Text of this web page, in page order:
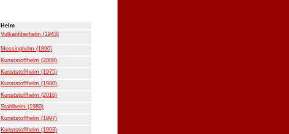
Helm
Vulkanfiberhelm (1943)
Messinghelm (1890)
Kunststoffhelm (2008)
Kunststoffhelm (1975)
Kunststoffhelm (1980)
Kunststoffhelm (2016)
Stahlhelm (1980)
Kunststoffhelm (1997)
Kunststoffhelm (1993)